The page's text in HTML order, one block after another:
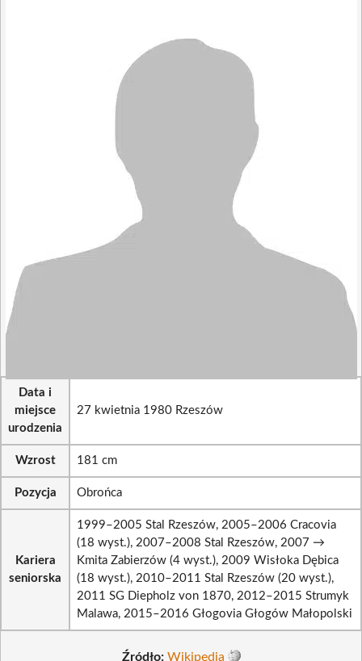
Data i
miejsce
urodzenia
27 kwietnia 1980 Rzeszów
Wzrost 181 cm
Pozycja Obrońca
Kariera
seniorska
1999–2005 Stal Rzeszów, 2005–2006 Cracovia
(18 wyst.), 2007–2008 Stal Rzeszów, 2007 →
Kmita Zabierzów (4 wyst.), 2009 Wisłoka Dębica
(18 wyst.), 2010–2011 Stal Rzeszów (20 wyst.),
2011 SG Diepholz von 1870, 2012–2015 Strumyk
Malawa, 2015–2016 Głogovia Głogów Małopolski
Źródło: Wikipedia